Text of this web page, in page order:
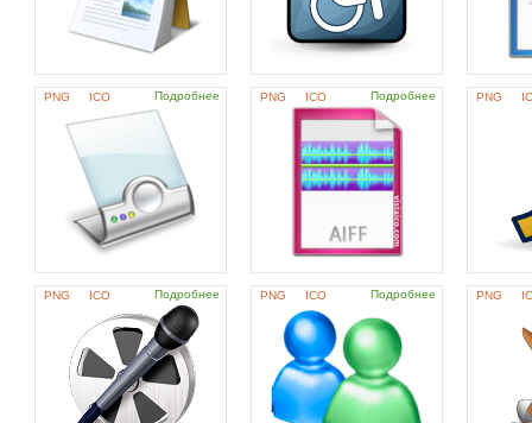
PNG ICO Подробнее PNG ICO Подробнее PNG
PNG ICO Подробнее PNG ICO Подробнее PNG